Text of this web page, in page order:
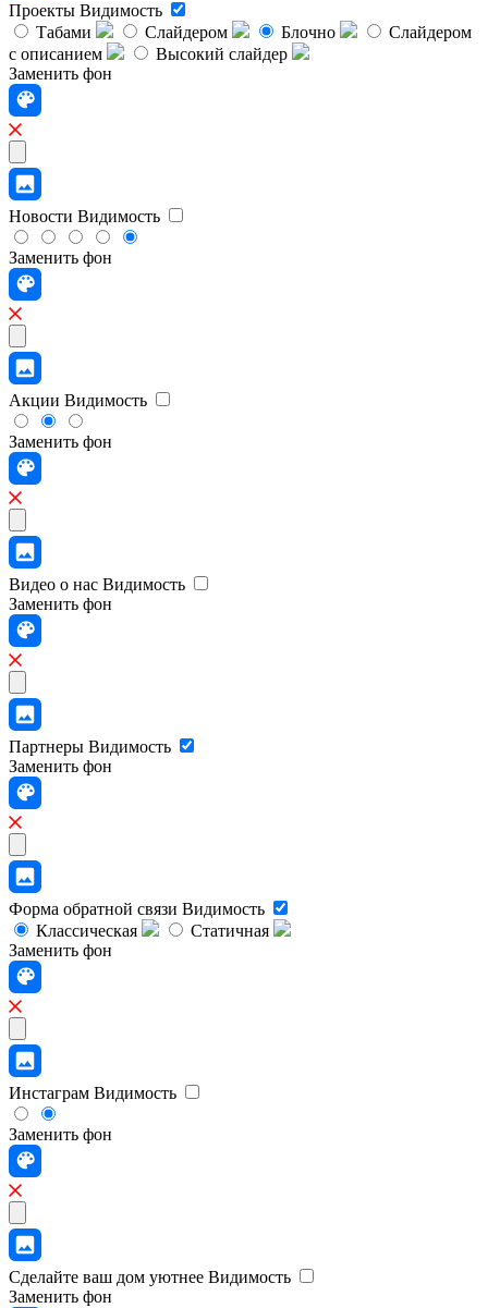
Проекты Видимость
Табами
Слайдером Блочно
Слайдером
с описанием
Высокий слайдер
Заменить фон
Новости Видимость
Заменить фон
Акции Видимость
Заменить фон
Видео о нас Видимость
Заменить фон
Партнеры Видимость
Заменить фон
Форма обратной связи Видимость
Классическая
Статичная
Заменить фон
Инстаграм Видимость
Заменить фон
Сделайте ваш дом уютнее Видимость
Заменить фон